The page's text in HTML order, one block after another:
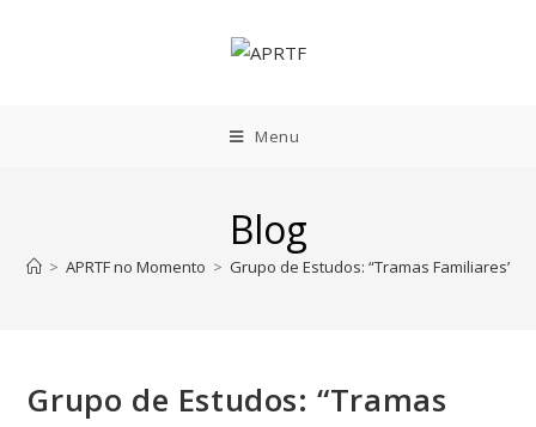
Menu
Blog
> APRTF no Momento > Grupo de Estudos: “Tramas Familiares”
Grupo de Estudos: “Tramas